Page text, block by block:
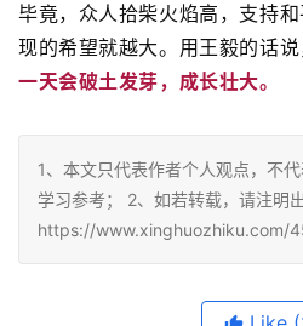
毕竟，众人拾柴火焰高，支持
现的希望就越大。用王毅的话说
一天会破土发芽，成长壮大。
1、本文只代表作者个人观点，不
学习参考； 2、如若转载，请注明出
https://www.xinghuozhiku.com/